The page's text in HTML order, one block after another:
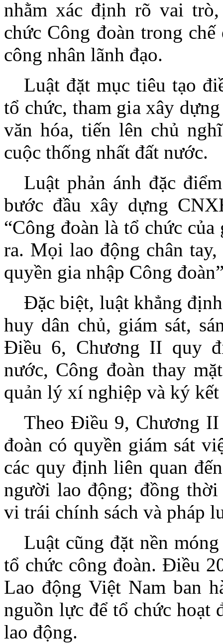
nhằm xác định rõ vai
chức Công đoàn trong
công nhân lãnh đạo.
Luật đặt mục tiêu tạo
tổ chức, tham gia xây
văn hóa, tiến lên chủ
cuộc thống nhất đất nước.
Luật phản ánh đặc
bước đầu xây dựng
“Công đoàn là tổ chức
ra. Mọi lao động chân
quyền gia nhập Công
Đặc biệt, luật khẳng
huy dân chủ, giám sát,
Điều 6, Chương II quy
nước, Công đoàn thay
quản lý xí nghiệp và ký
Theo Điều 9, Chương II
đoàn có quyền giám sát
các quy định liên quan
người lao động; đồng
vi trái chính sách và pháp
Luật cũng đặt nền
tổ chức công đoàn. Điều
Lao động Việt Nam ban
nguồn lực để tổ chức hoạt
lao động.